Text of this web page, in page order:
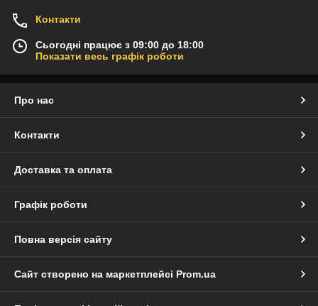
Контакти
Сьогодні працює з 09:00 до 18:00
Показати весь графік роботи
Про нас
Контакти
Доставка та оплата
Графік роботи
Повна версія сайту
Сайт створено на маркетплейсі Prom.ua